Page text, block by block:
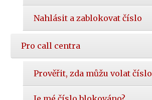
Nahlásit a zablokovat číslo
Pro call centra
Prověřit, zda můžu volat číslo